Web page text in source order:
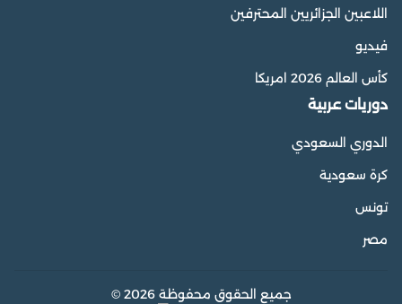
اللاعبين الجزائريين المحترفين
فيديو
كأس العالم 2026 امريكا
دوريات عربية
الدوري السعودي
كرة سعودية
تونس
مصر
جميع الحقوق محفوظة 2026 ©